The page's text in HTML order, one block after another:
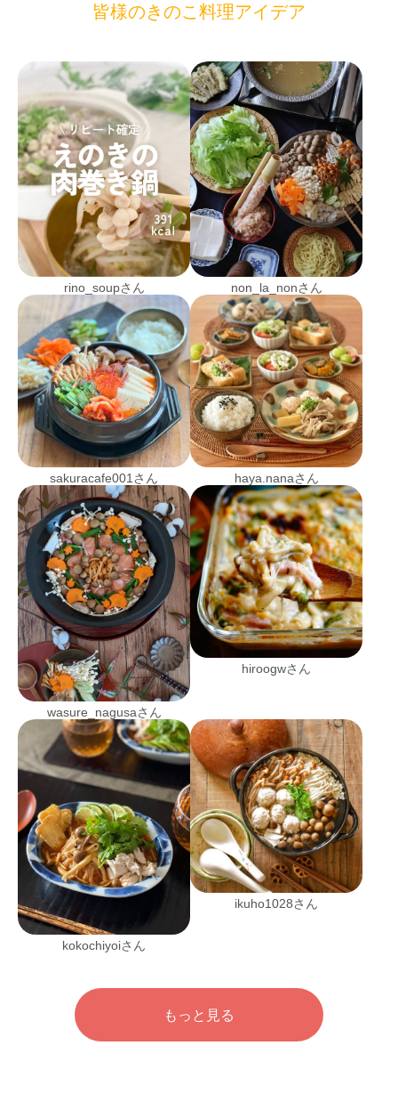
皆様のきのこ料理アイデア
rino_soupさん non_la_nonさん
sakuracafe001さん haya.nanaさん
wasure_nagusaさん
hiroogwさん
kokochiyoiさん
ikuho1028さん
もっと見る